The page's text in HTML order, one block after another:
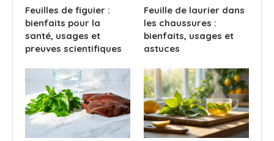
Feuilles de figuier :
bienfaits pour la
santé, usages et
preuves scientifiques
Feuille de laurier dans
les chaussures :
bienfaits, usages et
astuces